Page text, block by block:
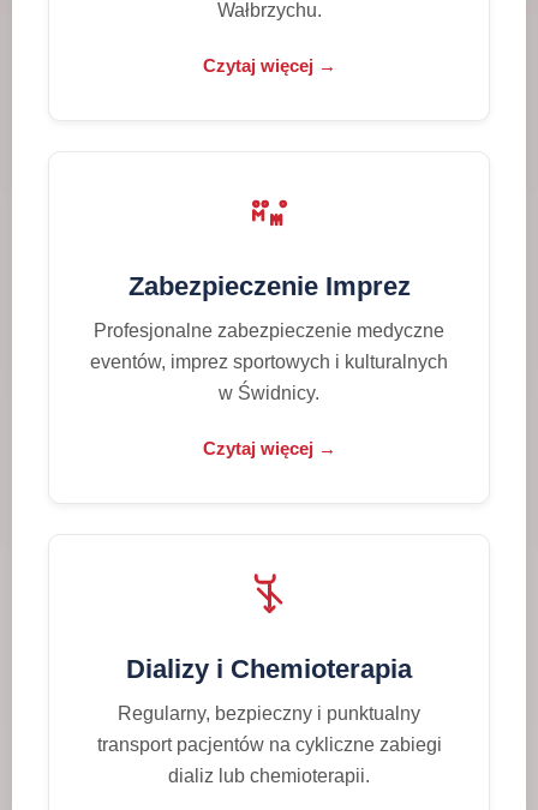
Wałbrzychu.
Czytaj więcej →
Zabezpieczenie Imprez
Profesjonalne zabezpieczenie medyczne
eventów, imprez sportowych i kulturalnych
w Świdnicy.
Czytaj więcej →
Dializy i Chemioterapia
Regularny, bezpieczny i punktualny
transport pacjentów na cykliczne zabiegi
dializ lub chemioterapii.